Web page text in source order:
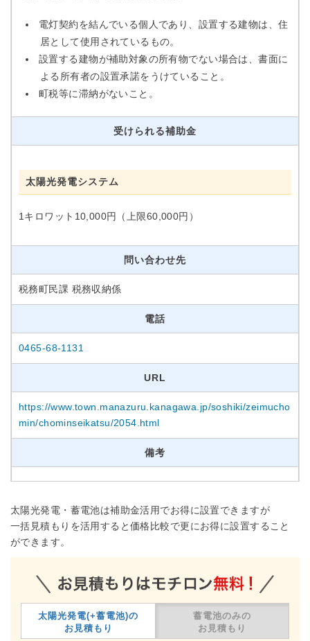
電灯契約を結んでいる個人であり、設置する建物は、住
居として使用されているもの。
設置する建物が補助対象の所有物でない場合は、書面に
よる所有者の設置承諾をうけていること。
町税等に滞納がないこと。
受けられる補助金
太陽光発電システム
1キロワット10,000円（上限60,000円）
問い合わせ先
税務町民課 税務収納係
電話
0465-68-1131
URL
https://www.town.manazuru.kanagawa.jp/soshiki/zeimucho
min/chominseikatsu/2054.html
備考
太陽光発電・蓄電池は補助金活用でお得に設置できますが
一括見積もりを活用すると価格比較で更にお得に設置すること
ができます。
太陽光発電(+蓄電池)の
お見積もり
蓄電池のみの
お見積もり